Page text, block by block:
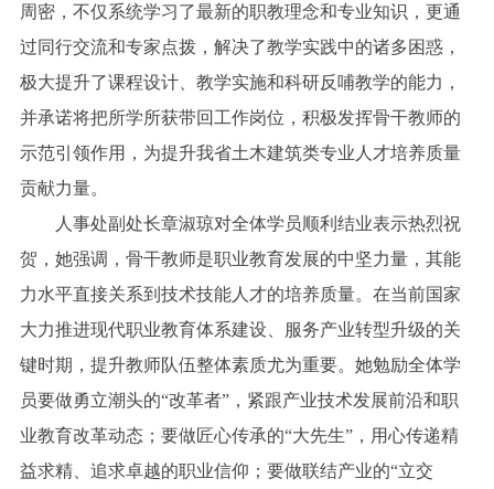
周密，不仅系统学习了最新的职教理念和专业知识，更通
过同行交流和专家点拨，解决了教学实践中的诸多困惑，
极大提升了课程设计、教学实施和科研反哺教学的能力，
并承诺将把所学所获带回工作岗位，积极发挥骨干教师的
示范引领作用，为提升我省土木建筑类专业人才培养质量
贡献力量。
人事处副处长章淑琼对全体学员顺利结业表示热烈祝
贺，她强调，骨干教师是职业教育发展的中坚力量，其能
力水平直接关系到技术技能人才的培养质量。在当前国家
大力推进现代职业教育体系建设、服务产业转型升级的关
键时期，提升教师队伍整体素质尤为重要。她勉励全体学
员要做勇立潮头的“改革者”，紧跟产业技术发展前沿和职
业教育改革动态；要做匠心传承的“大先生”，用心传递精
益求精、追求卓越的职业信仰；要做联结产业的“立交